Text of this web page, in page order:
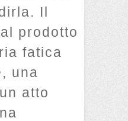
Il
prodotto
fatica
una
atto